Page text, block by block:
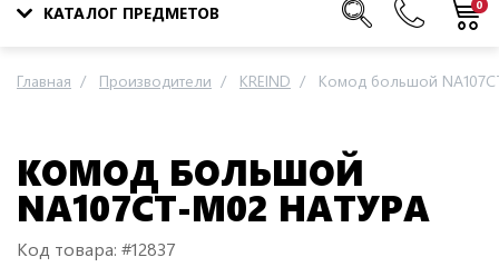
КАТАЛОГ ПРЕДМЕТОВ 0
Главная Производители KREIND Комод большой
КОМОД БОЛЬШОЙ
NA107CT-M02 НАТУРА
Код товара: #12837